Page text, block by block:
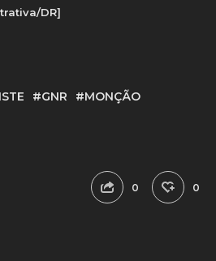
DR]
#GNR
#MONÇÃO
0 0